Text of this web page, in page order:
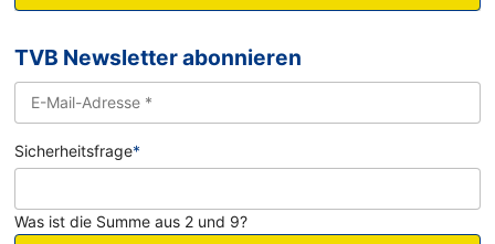
TVB Newsletter abonnieren
Sicherheitsfrage*
Was ist die Summe aus 2 und 9?